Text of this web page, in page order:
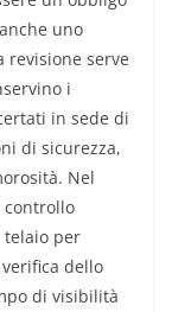
uno
serve
i
in sede di
di sicurezza,
Nel
controllo
telaio per
verifica dello
di visibilità